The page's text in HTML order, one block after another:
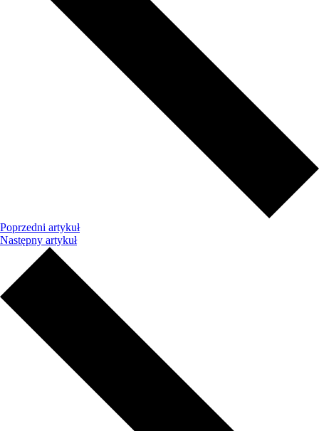
Poprzedni artykuł
Następny artykuł